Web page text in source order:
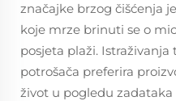
značajke brzog čišćenja
koje mrze brinuti se o
posjeta plaži.
potrošača preferira
život u pogledu